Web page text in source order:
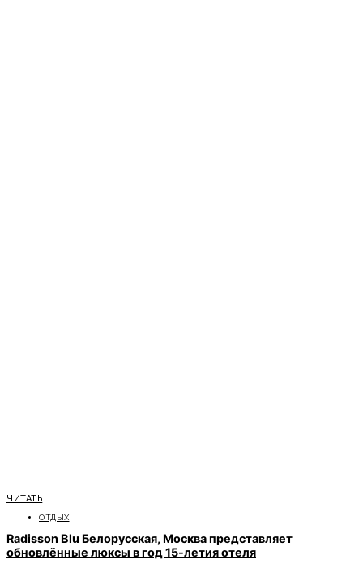
ЧИТАТЬ
ОТДЫХ
Radisson Blu Белорусская, Москва представляет
обновлённые люксы в год 15-летия отеля